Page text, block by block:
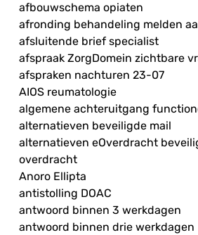
afbouwschema opiaten
afronding behandeling melden
afsluitende brief specialist
afspraak ZorgDomein zichtbare
afspraken nachturen 23-07
AIOS reumatologie
algemene achteruitgang
alternatieven beveiligde mail
alternatieven eOverdracht
overdracht
Anoro Ellipta
antistolling DOAC
antwoord binnen 3 werkdagen
antwoord binnen drie werkdagen